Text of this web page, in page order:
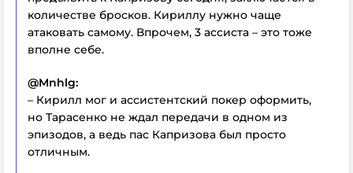
количестве бросков. Кириллу нужно чаще
атаковать самому. Впрочем, 3 ассиста – это тоже
вполне себе.
@Mnhlg:
– Кирилл мог и ассистентский покер оформить,
но Тарасенко не ждал передачи в одном из
эпизодов, а ведь пас Капризова был просто
отличным.